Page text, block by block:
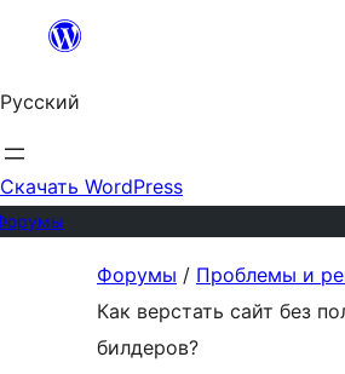
Перейти
содержимому
Русский
Скачать WordPress
содержимому
Форумы / Проблемы и
Как верстать сайт без
билдеров?